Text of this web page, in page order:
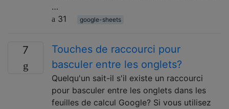
…
31
google-sheets
7
Touches de raccourci pour
basculer entre les onglets?
Quelqu'un sait-il s'il existe un raccourci
pour basculer entre les onglets dans les
feuilles de calcul Google? Si vous utilisez